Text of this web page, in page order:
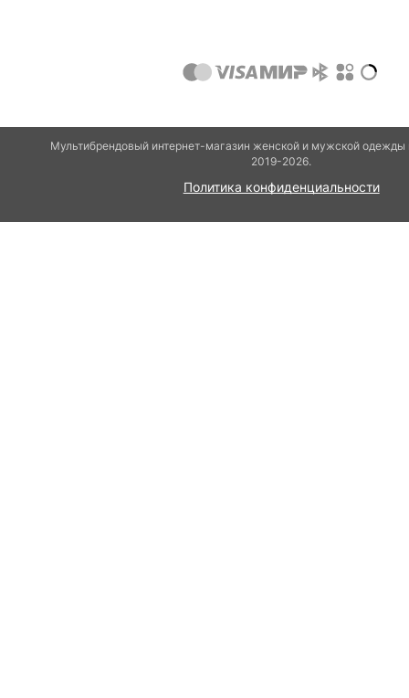
Мультибрендовый интернет-магазин женской и мужской
2019-2026.
Политика конфиденциальности